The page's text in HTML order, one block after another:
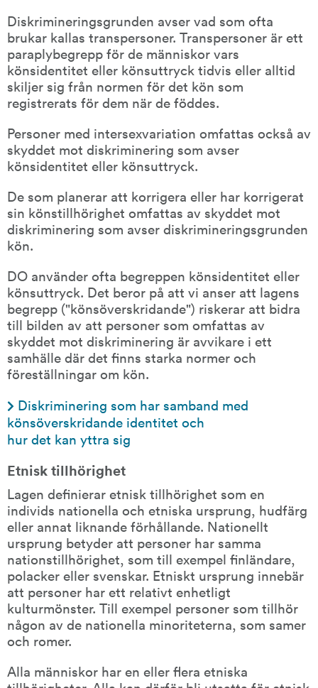
Diskrimineringsgrunden avser vad som ofta
brukar kallas transpersoner. Transpersoner är ett
paraplybegrepp för de människor vars
könsidentitet eller könsuttryck tidvis eller alltid
skiljer sig från normen för det kön som
registrerats för dem när de föddes.
Personer med intersexvariation omfattas också av
skyddet mot diskriminering som avser
könsidentitet eller könsuttryck.
De som planerar att korrigera eller har korrigerat
sin könstillhörighet omfattas av skyddet mot
diskriminering som avser diskrimineringsgrunden
kön.
DO använder ofta begreppen könsidentitet eller
könsuttryck. Det beror på att vi anser att lagens
begrepp ("könsöverskridande") riskerar att bidra
till bilden av att personer som omfattas av
skyddet mot diskriminering är avvikare i ett
samhälle där det finns starka normer och
föreställningar om kön.
Diskriminering som har samband med
könsöverskridande identitet och
hur det kan yttra sig
Etnisk tillhörighet
Lagen definierar etnisk tillhörighet som en
individs nationella och etniska ursprung, hudfärg
eller annat liknande förhållande. Nationellt
ursprung betyder att personer har samma
nationstillhörighet, som till exempel finländare,
polacker eller svenskar. Etniskt ursprung innebär
att personer har ett relativt enhetligt
kulturmönster. Till exempel personer som tillhör
någon av de nationella minoriteterna, som samer
och romer.
Alla människor har en eller flera etniska